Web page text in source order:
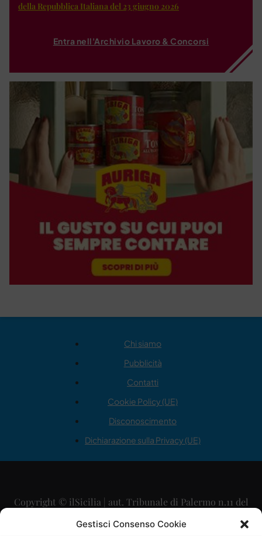
Gestisci Consenso Cookie
della Repubblica Italiana del 23 giugno 2026
Entra nell'Archivio Lavoro & Concorsi
Chi siamo
Pubblicità
Contatti
Cookie Policy (UE)
Disconoscimento
Dichiarazione sulla Privacy (UE)
Copyright © ilSicilia | aut. Tribunale di Palermo n.11 del
29/09/2015